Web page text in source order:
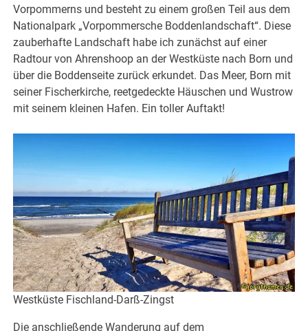
Vorpommerns und besteht zu einem großen Teil aus dem
Nationalpark „Vorpommersche Boddenlandschaft“. Diese
zauberhafte Landschaft habe ich zunächst auf einer
Radtour von Ahrenshoop an der Westküste nach Born und
über die Boddenseite zurück erkundet. Das Meer, Born mit
seiner Fischerkirche, reetgedeckte Häuschen und Wustrow
mit seinem kleinen Hafen. Ein toller Auftakt!
Westküste Fischland-Darß-Zingst
Die anschließende Wanderung auf dem